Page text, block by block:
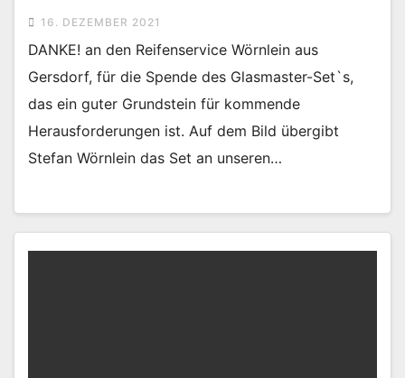
16. DEZEMBER 2021
DANKE! an den Reifenservice Wörnlein aus
Gersdorf, für die Spende des Glasmaster-Set`s,
das ein guter Grundstein für kommende
Herausforderungen ist. Auf dem Bild übergibt
Stefan Wörnlein das Set an unseren…